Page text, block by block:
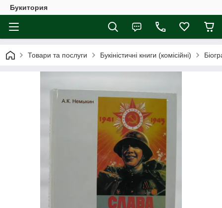
Букитория
Товари та послуги Букіністичні книги (комісійні)